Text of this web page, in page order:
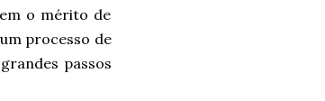
o mérito de
processo de
passos